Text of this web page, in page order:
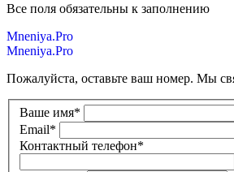
Все поля обязательны к заполнению
Mneniya.Pro
Mneniya.Pro
Пожалуйста, оставьте ваш номер. Мы
Ваше имя*
Email*
Контактный телефон*